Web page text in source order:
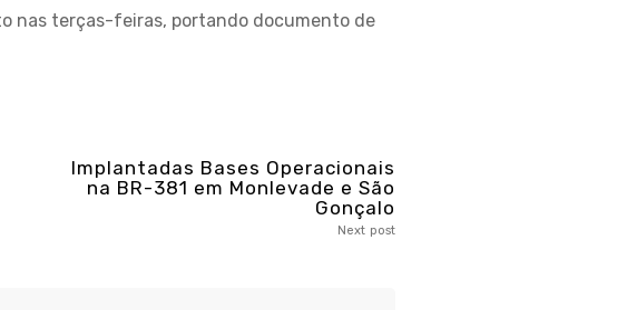
nas terças-feiras, portando documento de
Implantadas Bases Operacionais
na BR-381 em Monlevade e São
Gonçalo
Next post